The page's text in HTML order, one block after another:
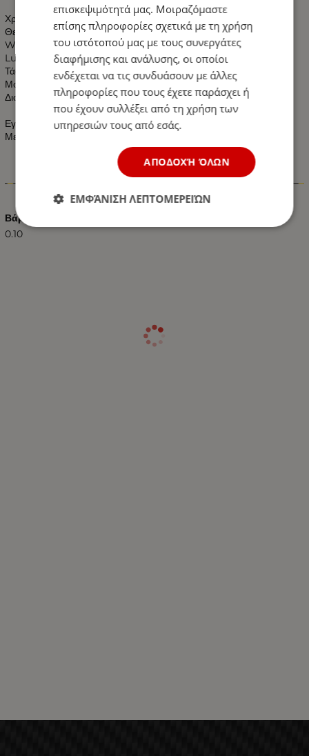
Χρώμα: Ψυχρό Λευκό
Θερμοκρασία Χρώματος: 6000k Ψυχρό Λευκό
Watt:
1.5W
Lumen: 120 LM το Λευκό Χρώμα.
Τάση: 12v DC
Μοίρες: 160°
Διαστάσεις: 75 x 15 mm
Εγγύηση 2 Χρόνια
Με Πιστοποιητικά CE & RoHS & TUV
Βάρος (kg.)
0.10
επισκεψιμότητά μας. Μοιραζόμαστε
επίσης πληροφορίες σχετικά με τη χρήση
του ιστότοπού μας με τους συνεργάτες
διαφήμισης και ανάλυσης, οι οποίοι
ενδέχεται να τις συνδυάσουν με άλλες
πληροφορίες που τους έχετε παράσχει ή
που έχουν συλλέξει από τη χρήση των
υπηρεσιών τους από εσάς.
ΑΠΟΔΟΧΉ ΌΛΩΝ
ΕΜΦΆΝΙΣΗ ΛΕΠΤΟΜΕΡΕΙΏΝ